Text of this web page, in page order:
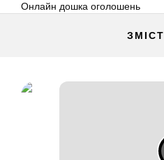
Онлайн дошка оголошень
ЗМІСТ